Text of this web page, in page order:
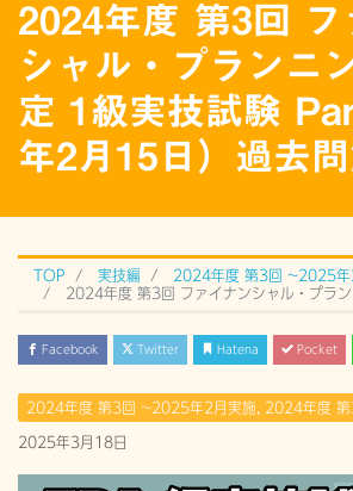
2024年度 第3回 フ
シャル・プランニ
定 1級実技試験
年2月15日）過去
TOP 実技編
2024年度 第3回 ~2025年
Facebook Twitter Hatena Pocket
2024年度 第3回 ~2025年2月実施, 2024年度
2025年3月18日